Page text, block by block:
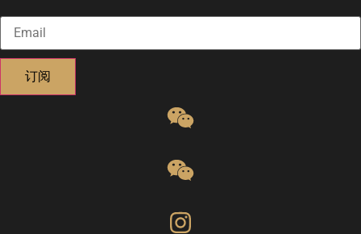
订阅